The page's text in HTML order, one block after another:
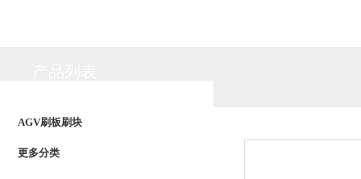
AGV刷板刷块
更多分类